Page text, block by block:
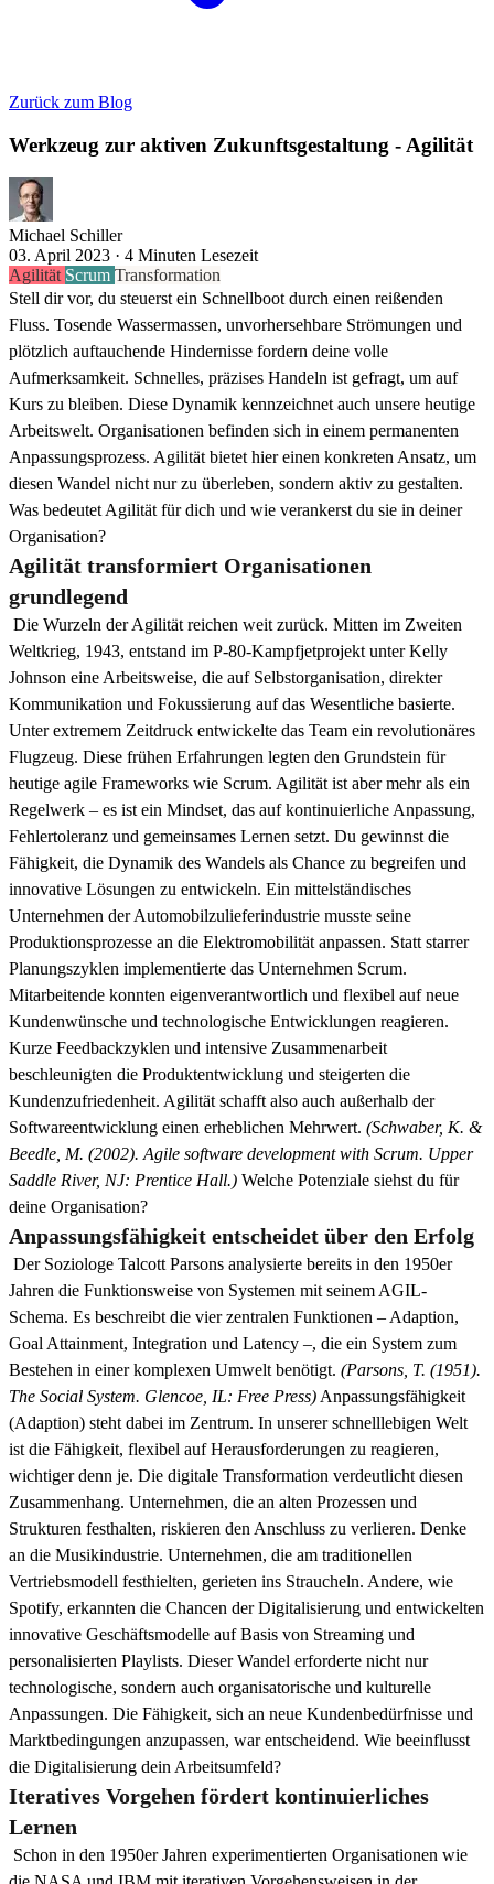
Zurück zum Blog
Werkzeug zur aktiven Zukunftsgestaltung - Agilität
Michael Schiller
03. April 2023 · 4 Minuten Lesezeit
Agilität Scrum Transformation
Stell dir vor, du steuerst ein Schnellboot durch einen reißenden
Fluss. Tosende Wassermassen, unvorhersehbare Strömungen und
plötzlich auftauchende Hindernisse fordern deine volle
Aufmerksamkeit. Schnelles, präzises Handeln ist gefragt, um auf
Kurs zu bleiben. Diese Dynamik kennzeichnet auch unsere heutige
Arbeitswelt. Organisationen befinden sich in einem permanenten
Anpassungsprozess. Agilität bietet hier einen konkreten Ansatz, um
diesen Wandel nicht nur zu überleben, sondern aktiv zu gestalten.
Was bedeutet Agilität für dich und wie verankerst du sie in deiner
Organisation?
Agilität transformiert Organisationen
grundlegend
Die Wurzeln der Agilität reichen weit zurück. Mitten im Zweiten
Weltkrieg, 1943, entstand im P-80-Kampfjetprojekt unter Kelly
Johnson eine Arbeitsweise, die auf Selbstorganisation, direkter
Kommunikation und Fokussierung auf das Wesentliche basierte.
Unter extremem Zeitdruck entwickelte das Team ein revolutionäres
Flugzeug. Diese frühen Erfahrungen legten den Grundstein für
heutige agile Frameworks wie Scrum. Agilität ist aber mehr als ein
Regelwerk – es ist ein Mindset, das auf kontinuierliche Anpassung,
Fehlertoleranz und gemeinsames Lernen setzt. Du gewinnst die
Fähigkeit, die Dynamik des Wandels als Chance zu begreifen und
innovative Lösungen zu entwickeln. Ein mittelständisches
Unternehmen der Automobilzulieferindustrie musste seine
Produktionsprozesse an die Elektromobilität anpassen. Statt starrer
Planungszyklen implementierte das Unternehmen Scrum.
Mitarbeitende konnten eigenverantwortlich und flexibel auf neue
Kundenwünsche und technologische Entwicklungen reagieren.
Kurze Feedbackzyklen und intensive Zusammenarbeit
beschleunigten die Produktentwicklung und steigerten die
Kundenzufriedenheit. Agilität schafft also auch außerhalb der
Softwareentwicklung einen erheblichen Mehrwert. (Schwaber, K. &
Beedle, M. (2002). Agile software development with Scrum. Upper
Saddle River, NJ: Prentice Hall.) Welche Potenziale siehst du für
deine Organisation?
Anpassungsfähigkeit entscheidet über den Erfolg
Der Soziologe Talcott Parsons analysierte bereits in den 1950er
Jahren die Funktionsweise von Systemen mit seinem AGIL-
Schema. Es beschreibt die vier zentralen Funktionen – Adaption,
Goal Attainment, Integration und Latency –, die ein System zum
Bestehen in einer komplexen Umwelt benötigt. (Parsons, T. (1951).
The Social System. Glencoe, IL: Free Press)Anpassungsfähigkeit
(Adaption) steht dabei im Zentrum. In unserer schnelllebigen Welt
ist die Fähigkeit, flexibel auf Herausforderungen zu reagieren,
wichtiger denn je. Die digitale Transformation verdeutlicht diesen
Zusammenhang. Unternehmen, die an alten Prozessen und
Strukturen festhalten, riskieren den Anschluss zu verlieren. Denke
an die Musikindustrie. Unternehmen, die am traditionellen
Vertriebsmodell festhielten, gerieten ins Straucheln. Andere, wie
Spotify, erkannten die Chancen der Digitalisierung und entwickelten
innovative Geschäftsmodelle auf Basis von Streaming und
personalisierten Playlists. Dieser Wandel erforderte nicht nur
technologische, sondern auch organisatorische und kulturelle
Anpassungen. Die Fähigkeit, sich an neue Kundenbedürfnisse und
Marktbedingungen anzupassen, war entscheidend. Wie beeinflusst
die Digitalisierung dein Arbeitsumfeld?
Iteratives Vorgehen fördert kontinuierliches
Lernen
Schon in den 1950er Jahren experimentierten Organisationen wie